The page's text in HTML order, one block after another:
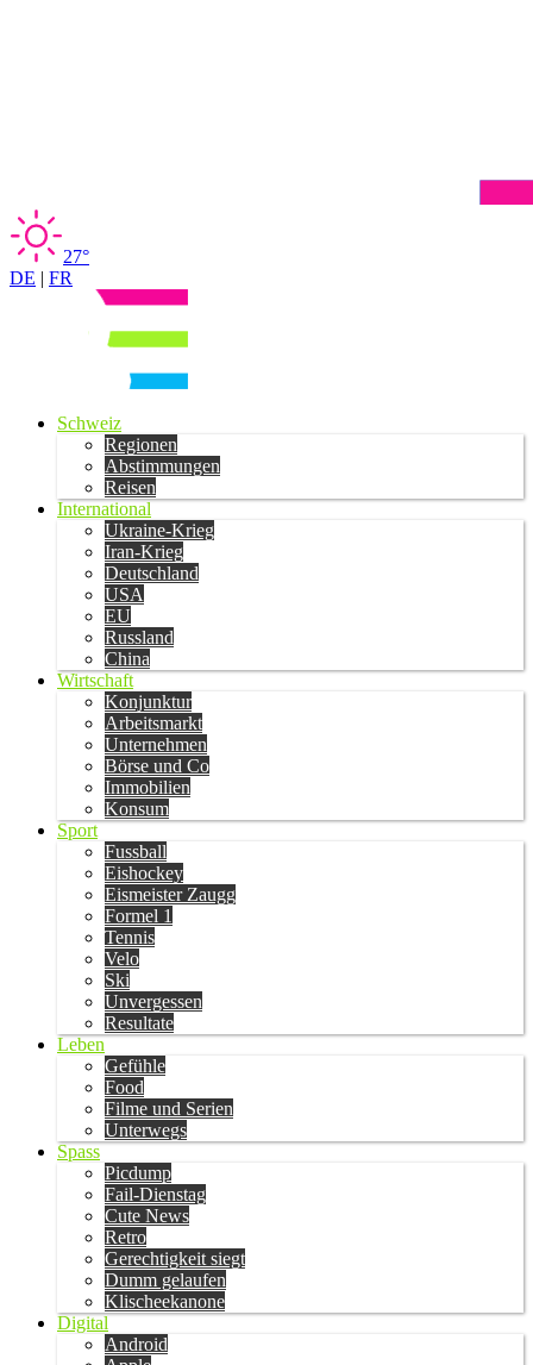
27°
DE | FR
Schweiz
Regionen
Abstimmungen
Reisen
International
Ukraine-Krieg
Iran-Krieg
Deutschland
USA
EU
Russland
China
Wirtschaft
Konjunktur
Arbeitsmarkt
Unternehmen
Börse und Co
Immobilien
Konsum
Sport
Fussball
Eishockey
Eismeister Zaugg
Formel 1
Tennis
Velo
Ski
Unvergessen
Resultate
Leben
Gefühle
Food
Filme und Serien
Unterwegs
Spass
Picdump
Fail-Dienstag
Cute News
Retro
Gerechtigkeit siegt
Dumm gelaufen
Klischeekanone
Digital
Android